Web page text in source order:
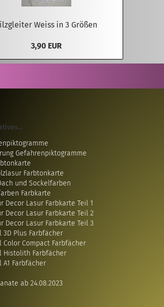
Weiss in 3 Größen
3,90 EUR
Gefahrenpiktogramme
Farbtonkarte
und Sockelfarben
Farbkarte
Decor Lasur Farbkarte Teil 1
Decor Lasur Farbkarte Teil 2
Decor Lasur Farbkarte Teil 3
3D Plus Farbfächer
Color Compact Farbfächer
Histolith Farbfächer
A1 Farbfächer
ab 24.08.2023